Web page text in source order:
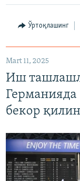
Ўртоқлашинг
Mart 11, 2025
Иш
Германияда
бекор